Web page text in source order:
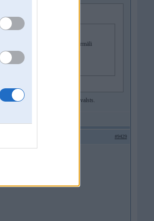
sastrādāsimies un latviski arī normāli
cīnīties no vēl kādas trešās valsts.
#9429